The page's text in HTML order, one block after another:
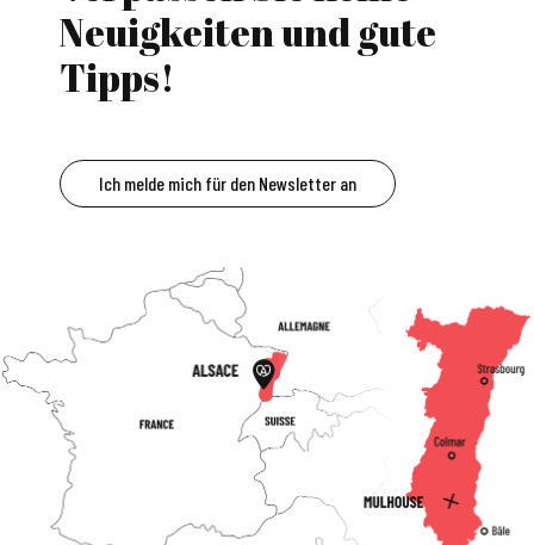
Neuigkeiten und gute
Tipps!
Ich melde mich für den Newsletter an